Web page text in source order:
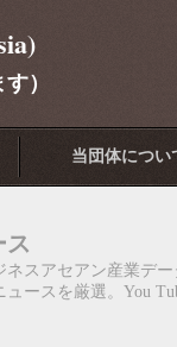
）
当団体につい
ス
スアセアン産業デ
ースを厳選。You